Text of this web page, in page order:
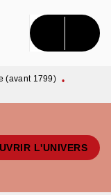
(avant 1799) •
L'UNIVERS